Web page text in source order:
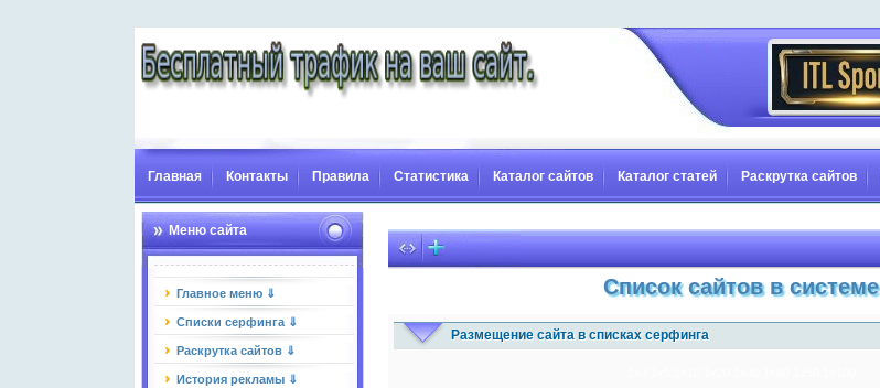
Главная Контакты Правила Статистика Каталог сайтов Каталог статей Раскрутка сайтов
Меню сайта
Главное меню ⇓
Списки серфинга ⇓
Раскрутка сайтов ⇓
История рекламы ⇓
Список сайтов в системе
Размещение сайта в списках серфинга